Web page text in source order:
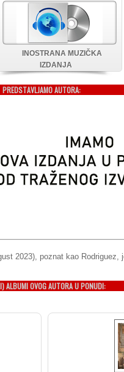
INOSTRANA MUZIČKA
IZDANJA
PREDSTAVLJAMO AUTORA:
2023), poznat kao Rodriguez,
ALBUMI OVOG AUTORA U PONUDI: